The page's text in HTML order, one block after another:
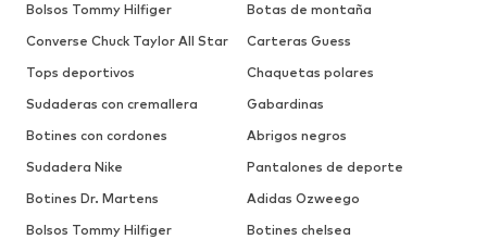
Bolsos Tommy Hilfiger
Botas de montaña
Converse Chuck Taylor All Star
Carteras Guess
Tops deportivos
Chaquetas polares
Sudaderas con cremallera
Gabardinas
Botines con cordones
Abrigos negros
Sudadera Nike
Pantalones de deporte
Botines Dr. Martens
Adidas Ozweego
Bolsos Tommy Hilfiger
Botines chelsea